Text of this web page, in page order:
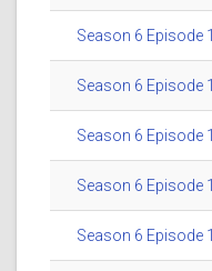
Season 6 Episode
Season 6 Episode
Season 6 Episode
Season 6 Episode
Season 6 Episode